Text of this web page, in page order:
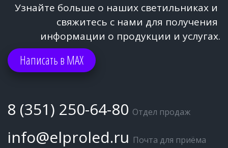
Узнайте больше о наших светильниках и
свяжитесь с нами для получения
информации о продукции и услугах.
Написать в МАХ
8 (351) 250-64-80 Отдел продаж
info@elproled.ru Почта для приёма